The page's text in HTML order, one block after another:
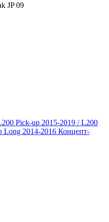
JP 09
Pick-up 2015-2019 / L200
Long 2014-2016 Концепт-